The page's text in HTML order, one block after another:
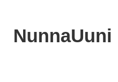
NunnaUuni